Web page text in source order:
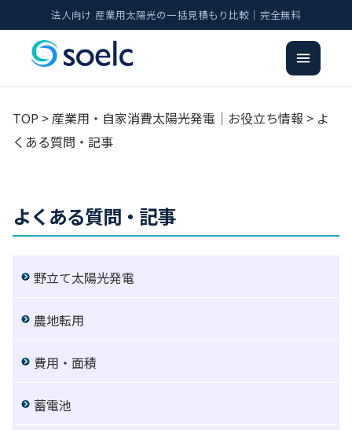
法人向け 産業用太陽光の一括見積もり比較｜完全無料
TOP >産業用・自家消費太陽光発電｜お役立ち情報 > よ
くある質問・記事
よくある質問・記事
野立て太陽光発電
農地転用
費用・面積
蓄電池